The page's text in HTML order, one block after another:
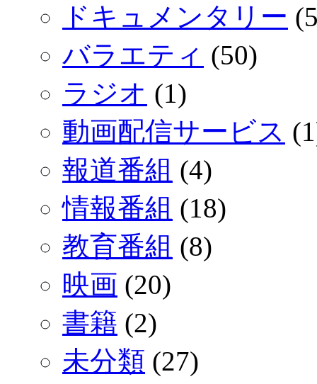
ドキュメンタリー
バラエティ (50)
ラジオ (1)
動画配信サービス
報道番組 (4)
情報番組 (18)
教育番組 (8)
映画 (20)
書籍 (2)
未分類 (27)